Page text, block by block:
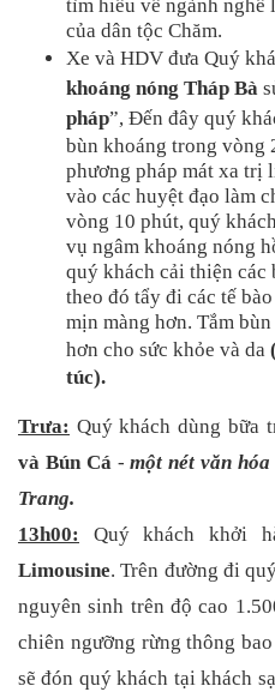
tìm hiểu về ngành nghề
của dân tộc Chăm.
Xe và HDV đưa Quý
khoáng nóng Tháp Bà
pháp”, Đến đây quý
bùn khoáng trong vòng
phương pháp mát xa trị
vào các huyệt đạo làm
vòng 10 phút, quý
vụ ngâm khoáng nóng
quý khách cải thiện các
theo đó tẩy đi các tế
mịn màng hơn. Tắm
hơn cho sức khỏe và da
túc).
Trưa: Quý khách dùng bữa
và Bún Cá - một nét văn
Trang.
13h00:
Quý khách khởi
Limousine. Trên đường đi
nguyên sinh trên độ cao
chiên ngưỡng rừng thông
sẽ đón quý khách tại khách